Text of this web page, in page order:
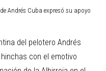
Andrés Cuba expresó su apoyo
del pelotero Andrés
con el emotivo